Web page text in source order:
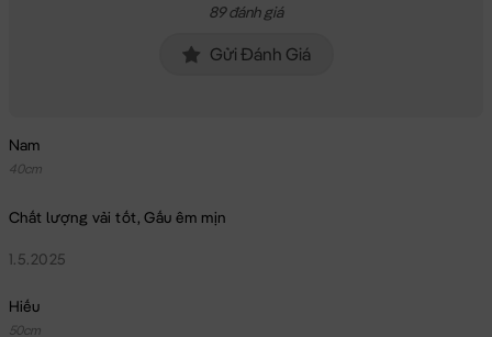
89 đánh giá
Gửi Đánh Giá
Nam
40cm
Chất lượng vải tốt, Gấu êm mịn
1.5.2025
Hiếu
50cm